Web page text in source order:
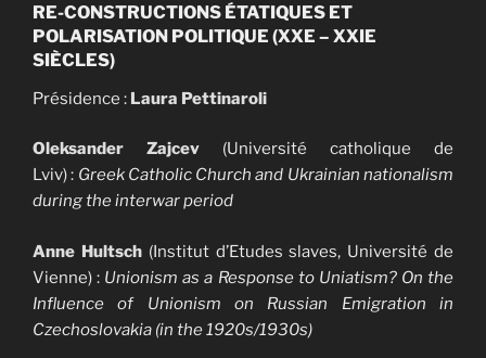
RE-CONSTRUCTIONS ÉTATIQUES ET
POLARISATION POLITIQUE (XXE – XXIE
SIÈCLES)
Présidence : Laura Pettinaroli
Oleksander Zajcev (Université catholique de
Lviv) : Greek Catholic Church and Ukrainian nationalism
during the interwar period
Anne Hultsch(Institut d’Etudes slaves, Université de
Vienne) : Unionism as a Response to Uniatism? On the
Influence of Unionism on Russian Emigration in
Czechoslovakia (in the 1920s/1930s)